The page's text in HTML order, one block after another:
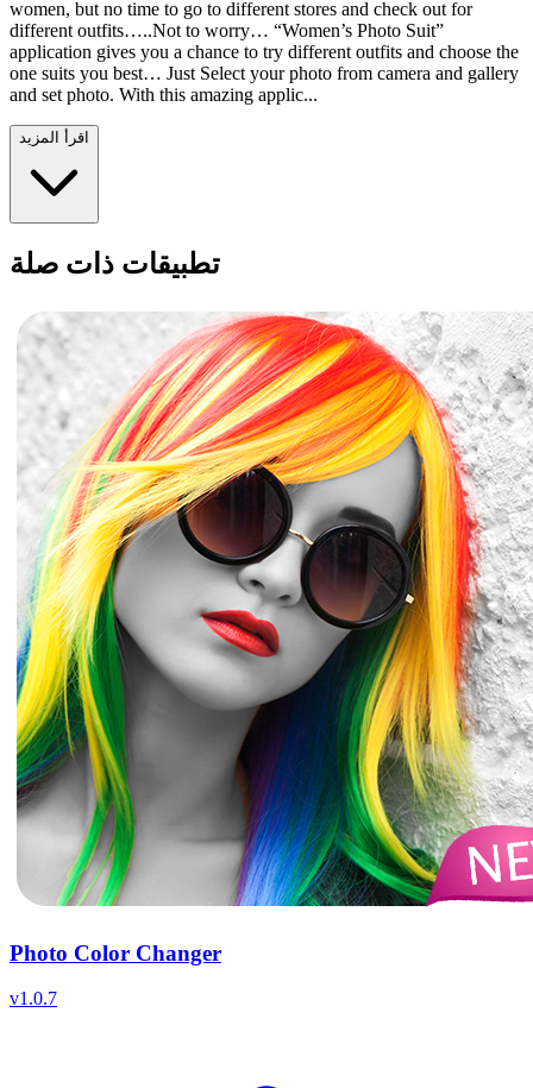
women, but no time to go to different stores and check out for
different outfits…..Not to worry… “Women’s Photo Suit”
application gives you a chance to try different outfits and choose the
one suits you best… Just Select your photo from camera and gallery
and set photo. With this amazing applic...
اقرأ المزيد
تطبيقات ذات صلة
Photo Color Changer
v1.0.7